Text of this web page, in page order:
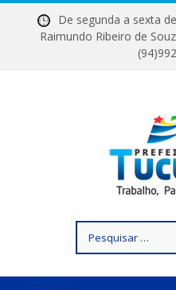
De segunda a
Raimundo Ribeiro de
por: